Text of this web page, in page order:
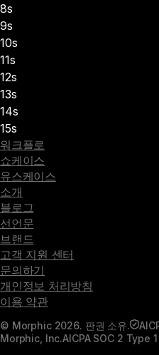
8s
9s
10s
11s
12s
13s
14s
15s
워크플로
쇼케이스
유스케이스
소개
블로그
선언문
브랜드
고객 지원 센터
문의하기
개인정보 처리방침
이용 약관
© Morphic 2026. 판권 소유.
Morphic, Inc.AICPA SOC 2 Type 1